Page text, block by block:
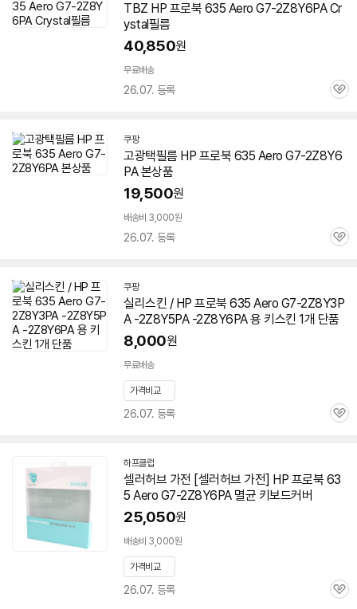
TBZ HP 프로북 635 Aero G7-2Z8Y6PACr
ystal필름
40,850원
무료배송
26.07. 등록
관
쿠팡
고광택필름 HP 프로북 635 Aero G7-2Z8Y6
PA본상품
19,500원
배송비 3,000원
26.07. 등록
관
쿠팡
실리스킨 / HP 프로북 635 Aero G7-2Z8Y3P
A -2Z8Y5PA -2Z8Y6PA 용 키스킨 1개 단품
8,000원
무료배송
가격비교
26.07. 등록
관
하프클럽
셀러허브 가전 [셀러허브 가전] HP 프로북 63
5 Aero G7-2Z8Y6PA멸균 키보드커버
25,050원
배송비 3,000원
가격비교
26.07. 등록
관